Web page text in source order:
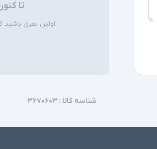
تا
اولین نفری باشید
شناسه کالا : ۳۶۷۰۶۰۳